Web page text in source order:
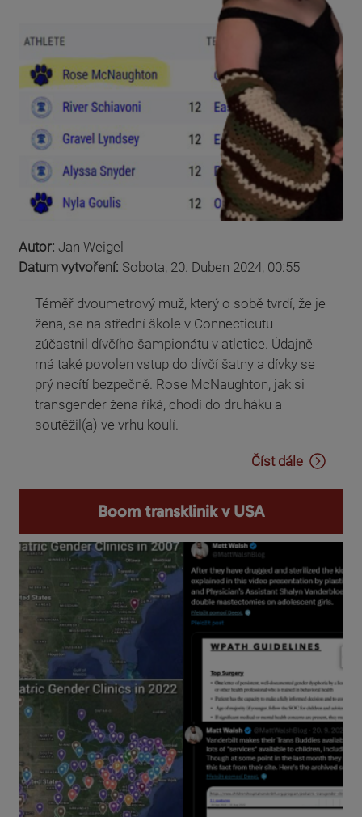
Autor: Jan Weigel
Datum vytvoření: Sobota, 20. Duben 2024, 00:55
Téměř dvoumetrový muž, který o sobě tvrdí, že je
žena, se na střední škole v Connecticutu
zúčastnil dívčího šampionátu v atletice. Údajně
má také povolen vstup do dívčí šatny a dívky se
prý necítí bezpečně. Rose McNaughton, jak si
transgender žena říká, chodí do druháku a
soutěžil(a) ve vrhu koulí.
Číst dále
Boom transklinik v USA